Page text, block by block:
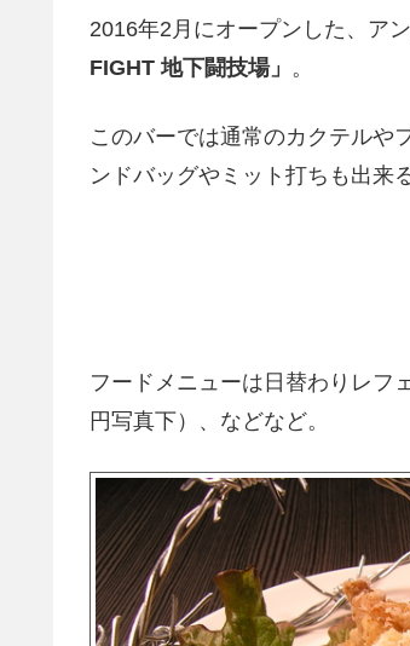
2016年2月にオープンした、ア
FIGHT 地下闘技場」 。
このバーでは通常のカクテルや
ンドバッグやミット打ちも出来
フードメニューは日替わりレ
円写真下）、などなど。